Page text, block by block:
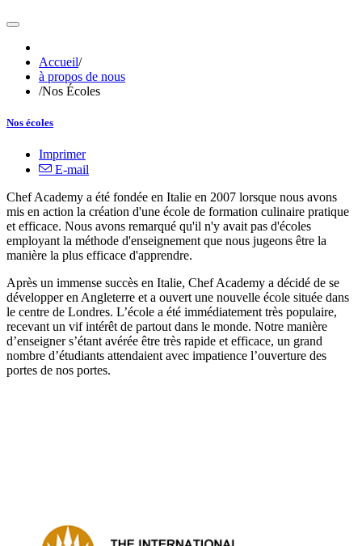
Accueil/
à propos de nous
/Nos Écoles
Nos écoles
Imprimer
E-mail
Chef Academy a été fondée en Italie en 2007 lorsque nous avons
mis en action la création d'une école de formation culinaire pratique
et efficace. Nous avons remarqué qu'il n'y avait pas d'écoles
employant la méthode d'enseignement que nous jugeons être la
manière la plus efficace d'apprendre.
Après un immense succès en Italie, Chef Academy a décidé de se
développer en Angleterre et a ouvert une nouvelle école située dans
le centre de Londres. L’école a été immédiatement très populaire,
recevant un vif intérêt de partout dans le monde. Notre manière
d’enseigner s’étant avérée être très rapide et efficace, un grand
nombre d’étudiants attendaient avec impatience l’ouverture des
portes de nos portes.